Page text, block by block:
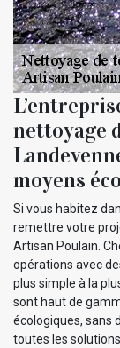
nettoyage
moyens
Si vous habitez
remettre votre
Artisan Poulain.
opérations avec
plus simple à la
sont haut de
écologiques, sans
toutes les